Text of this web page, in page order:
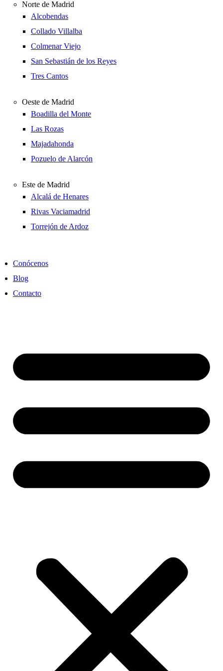
Norte de Madrid
Alcobendas
Collado Villalba
Colmenar Viejo
San Sebastián de los Reyes
Tres Cantos
Oeste de Madrid
Boadilla del Monte
Las Rozas
Majadahonda
Pozuelo de Alarcón
Este de Madrid
Alcalá de Henares
Rivas Vaciamadrid
Torrejón de Ardoz
Conócenos
Blog
Contacto